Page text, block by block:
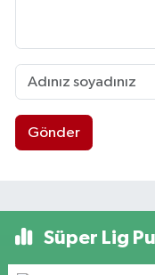
Gönder
Süper Lig